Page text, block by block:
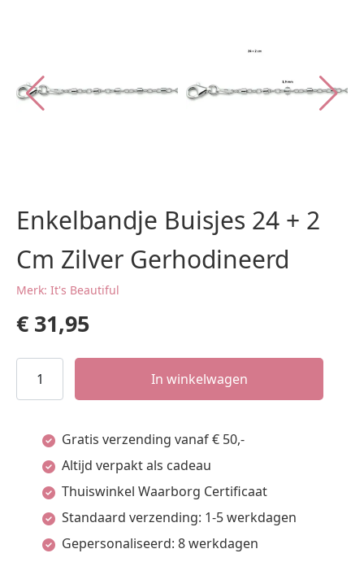
Enkelbandje Buisjes 24 + 2
Cm Zilver Gerhodineerd
Merk: It's Beautiful
€ 31,95
Enkelbandje
Buisjes
Zilver
Gerhodineerd
In winkelwagen
Gratis verzending vanaf € 50,-
Altijd verpakt als cadeau
Thuiswinkel Waarborg Certificaat
Standaard verzending: 1-5 werkdagen
Gepersonaliseerd: 8 werkdagen